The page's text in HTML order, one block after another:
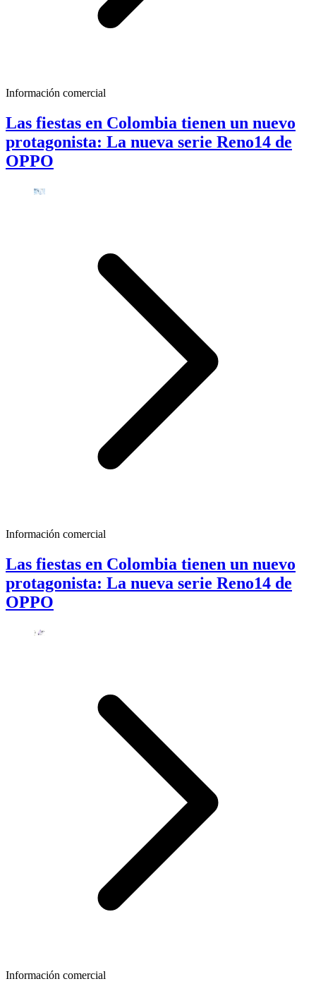
Información comercial
Las fiestas en Colombia tienen un nuevo
protagonista: La nueva serie Reno14 de
OPPO
Información comercial
Las fiestas en Colombia tienen un nuevo
protagonista: La nueva serie Reno14 de
OPPO
Información comercial